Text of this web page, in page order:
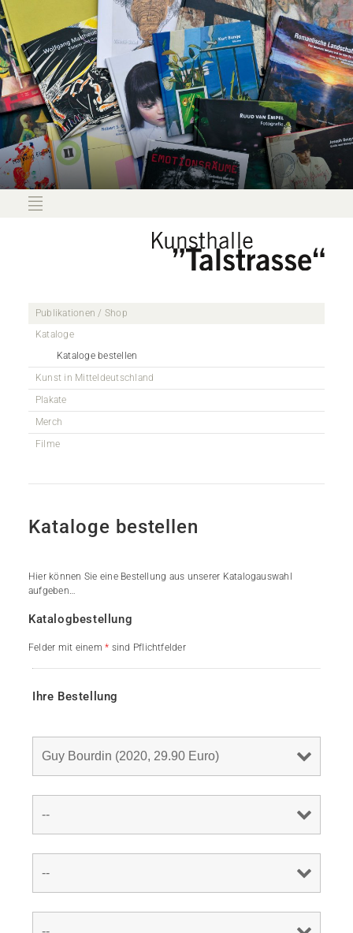
Publikationen / Shop
Kataloge
Kataloge bestellen
Kunst in Mitteldeutschland
Plakate
Merch
Filme
Kataloge bestellen
Hier können Sie eine Bestellung aus unserer Katalogauswahl
aufgeben…
Katalogbestellung
Felder mit einem* sind Pflichtfelder
Ihre Bestellung